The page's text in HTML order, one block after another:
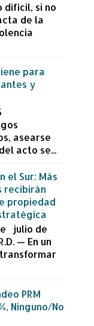
difícil, si no
de la
para
y
asearse
acto se...
el Sur: Más
recibirán
propiedad
julio de
— En un
PRM
Ninguno/No